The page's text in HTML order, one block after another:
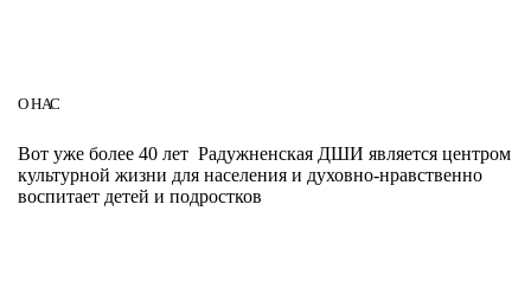
О НАС
Вот уже более 40 лет Радужненская ДШИ является центром
культурной жизни для населения и духовно-нравственно
воспитает детей и подростков